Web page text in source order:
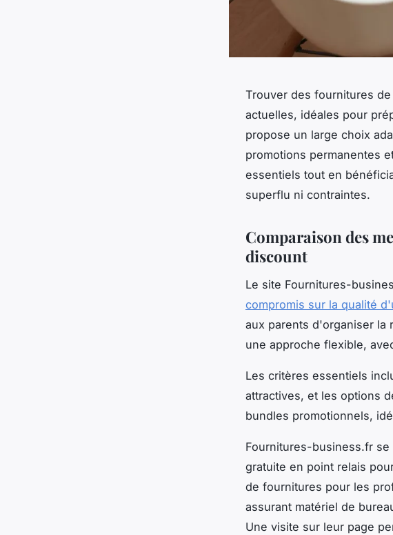
Trouver des fournitures
actuelles, idéales pour
propose un large choix
promotions permanentes
essentiels tout en
superflu ni contraintes.
Comparaison des
discount
Le site Fournitures-
compromis sur la qualité
aux parents d'organiser la
une approche flexible,
Les critères essentiels
attractives, et les options
bundles promotionnels,
Fournitures-business.fr se
gratuite en point relais
de fournitures pour les
assurant matériel de
Une visite sur leur page